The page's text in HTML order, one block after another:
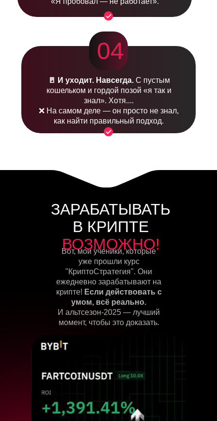
04
🚪 И уходит. Навсегда. С пустым
кошельком и гордой позой «я так и
знал». Хотя....
❌ На самом деле — он просто не знал,
как найти правильный подход.
Вот, мои ученики, которые
уже прошли курс
"КриптоСтратегия". Они
ежедневно зарабатывают на
крипте! Если действовать с
умом, всё реально.
И альтсезон-2025 — лучший
момент, чтобы это доказать.
ЗАРАБАТЫВАТЬ
В КРИПТЕ
ВОЗМОЖНО!